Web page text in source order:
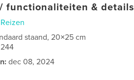
functionaliteiten & details
Reizen
staand, 20×25 cm
244
dec 08, 2024